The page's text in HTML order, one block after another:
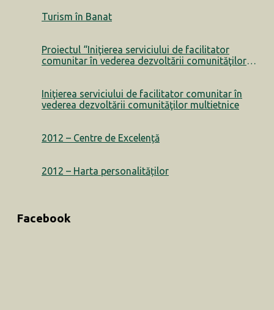
Turism în Banat
Proiectul “Iniţierea serviciului de facilitator
comunitar în vederea dezvoltării comunităţilor
Iniţierea serviciului de facilitator comunitar în
vederea dezvoltării comunităţilor multietnice
2012 – Centre de Excelență
2012 – Harta personalităților
Facebook